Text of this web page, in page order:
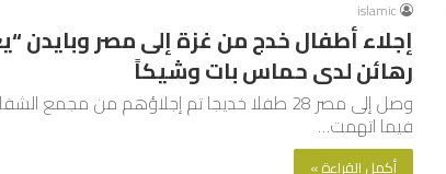
islamic
إجلاء أطفال خدج من غزة إلى مصر وبايدن
رهائن لدى حماس بات وشيكاً
وصل إلى مصر 28 طفلا خديجا تم إجلاؤهم من
فيما اتهمت…
أكمل القراءة »